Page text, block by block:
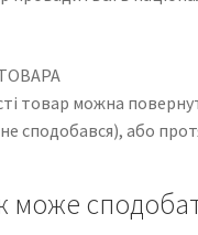
товар можна
сподобався), або
може